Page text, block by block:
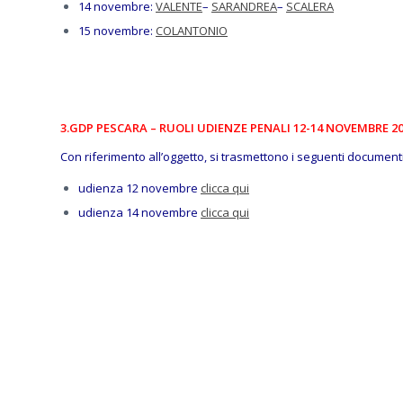
14 novembre: VALENTE– SARANDREA– SCALERA
15 novembre: COLANTONIO
3.GDP PESCARA – RUOLI UDIENZE PENALI 12-14 NOVEMBRE
Con riferimento all’oggetto, si trasmettono i seguenti
udienza 12 novembre clicca qui
udienza 14 novembre clicca qui